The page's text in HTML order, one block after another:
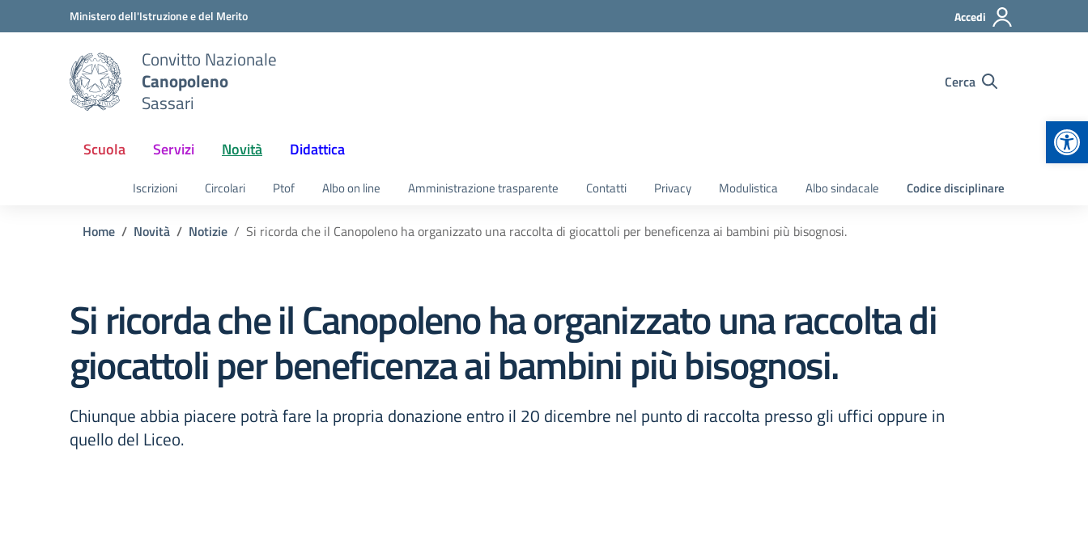
Vai ai contenuti
Vai al menu di navigazioneMinistero dell'Istruzione e del Merito Accedi
Convitto Nazionale
Canopoleno
Sassari
Cerca
Scuola Servizi Novità Didattica
Iscrizioni Circolari Ptof Albo on line Amministrazione trasparente Contatti Privacy Modulistica Albo sindacale Codice disciplinare
Home Novità Notizie Si ricorda che il Canopoleno ha organizzato una raccolta di giocattoli per beneficenza ai bambini più bisognosi.
Si ricorda che il Canopoleno ha organizzato una raccolta di
giocattoli per beneficenza ai bambini più bisognosi.
Chiunque abbia piacere potrà fare la propria donazione entro il 20 dicembre nel punto di raccolta presso gli uffici oppure in
quello del Liceo.